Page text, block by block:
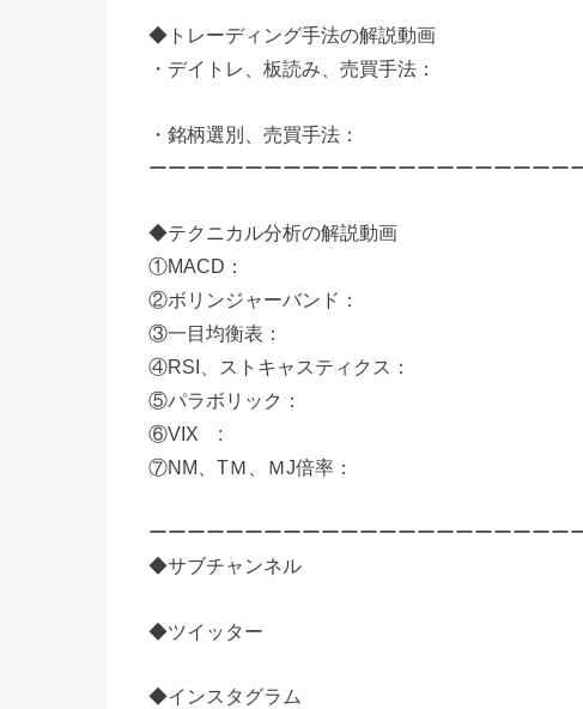
◆トレーディング手法の解説動画
・デイトレ、板読み、売買手法：​
・銘柄選別、売買手法：​
ーーーーーーーーーーーーーーーーーーーーーー
◆テクニカル分析の解説動画
①MACD：​
②ボリンジャーバンド：​
③一目均衡表：​
④RSI、ストキャスティクス：​
⑤パラボリック：​
⑥VIX :
⑦NM、TＭ、ＭJ倍率：
ーーーーーーーーーーーーーーーーーーーーーー
◆サブチャンネル
◆ツイッター
◆インスタグラム